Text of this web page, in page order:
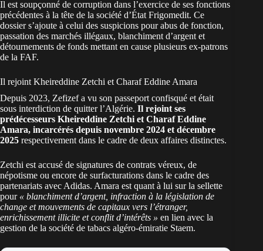
Il est soupçonné de corruption dans l’exercice de ses fonctions
précédentes à la tête de la société d’État Frigomedit. Ce
dossier s’ajoute à celui des suspicions pour abus de fonction,
passation des marchés illégaux, blanchiment d’argent et
détournements de fonds mettant en cause plusieurs ex-patrons
de la FAF.
Il rejoint Kheireddine Zetchi et Charaf Eddine Amara
Depuis 2023, Zefizef a vu son passeport confisqué et était
sous interdiction de quitter l’Algérie. Il rejoint ses
prédécesseurs Kheireddine Zetchi et Charaf Eddine
Amara, incarcérés depuis novembre 2024 et décembre
2025 respectivement dans le cadre de deux affaires distinctes.
Zetchi est accusé de signatures de contrats véreux, de
népotisme ou encore de surfacturations dans le cadre des
partenariats avec Adidas. Amara est quant à lui sur la sellette
pour « blanchiment d’argent, infraction à la législation de
change et mouvements de capitaux vers l’étranger,
enrichissement illicite et conflit d’intérêts » en lien avec la
gestion de la société de tabacs algéro-émiratie Staem.